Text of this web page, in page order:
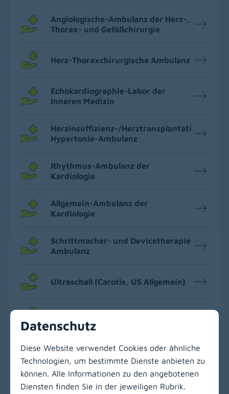
Angiologische-Ambulanz der Herz-,
Thorax- und Gefäßchirurgie
Herz-Thoraxchirurgische Ambulanz
Echokardiographie-Labor der
Inneren Medizin
Herzinsuffizienz-/Herztransplantation-/
Hypertonie-Ambulanz
Rhythmus-Ambulanz der
Kardiologie
Allgemein-Ambulanz der
Kardiologie
Schrittmacher- und Devicetherapie
Ambulanz
Ultraschall (Carotis, US Allgemein)
Zur Hauptnavigation
Datenschutz
Diese Website verwendet Cookies oder ähnliche
Technologien, um bestimmte Dienste anbieten zu
können. Alle Informationen zu den angebotenen
Diensten finden Sie in der jeweiligen Rubrik.